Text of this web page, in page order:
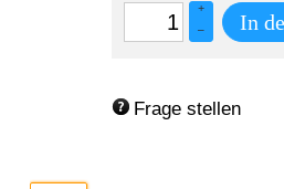
+
–
In
Frage stellen